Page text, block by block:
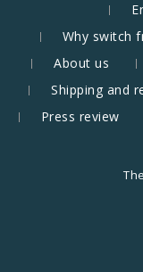
Why switch
About us
Shipping and
Press review